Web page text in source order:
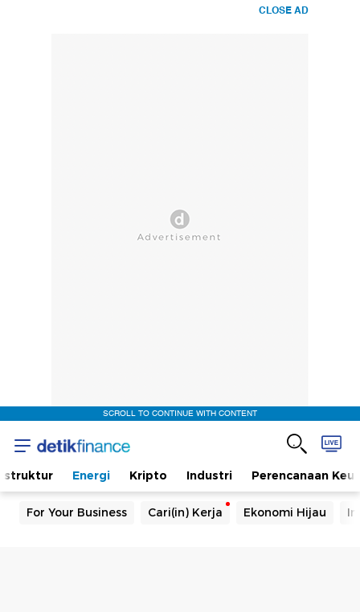
CLOSE AD
SCROLL TO CONTINUE WITH CONTENT
Energi Kripto Industri Perencanaan
For Your Business Cari(in) Kerja Ekonomi Hijau